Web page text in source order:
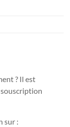
? Il est
souscription
sur :